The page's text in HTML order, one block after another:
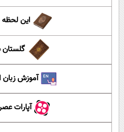
این لحظه
آموزش زبان
آپارات